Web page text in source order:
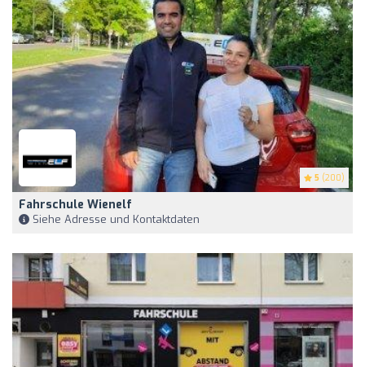
5 (200)
Fahrschule Wienelf
Siehe Adresse und Kontaktdaten